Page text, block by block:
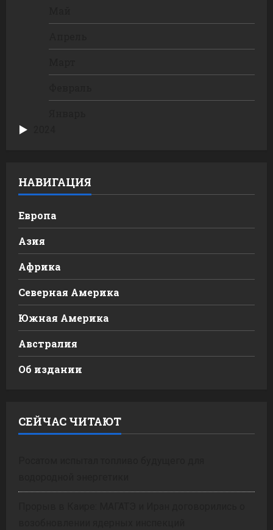
НАВИГАЦИЯ
Европа
Азия
Африка
Северная Америка
Южная Америка
Австралия
Об издании
СЕЙЧАС ЧИТАЮТ